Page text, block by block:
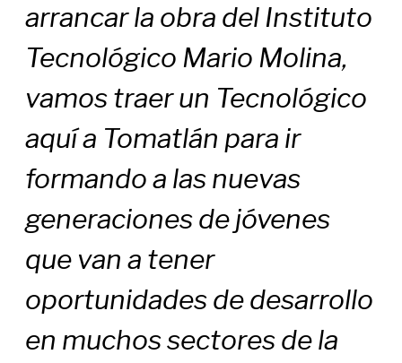
arrancar la obra del Instituto
Tecnológico Mario Molina,
vamos traer un Tecnológico
aquí a Tomatlán para ir
formando a las nuevas
generaciones de jóvenes
que van a tener
oportunidades de desarrollo
en muchos sectores de la